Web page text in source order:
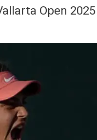
Open